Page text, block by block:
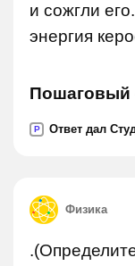
и сожгли
энергия
Пошаговый
P Ответ дал
Физика